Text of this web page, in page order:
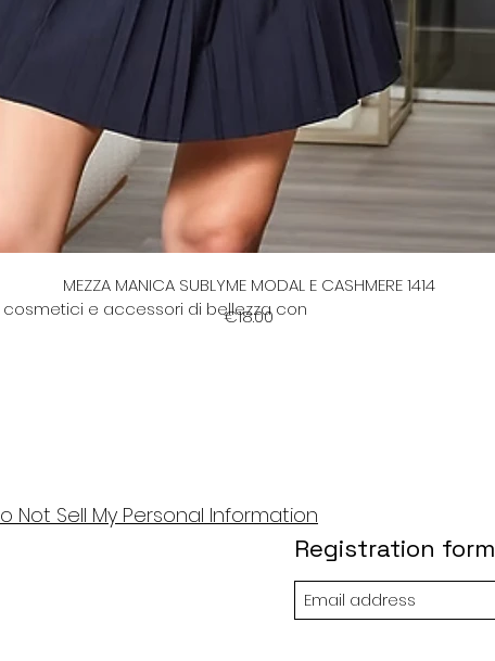
Bloom Beauty
in tre combinazioni di colori:
organizzare cosmetici e articoli
in borsa, unisce uno stile delicato
e accessori di bellezza con
Quick View
MEZZA MANICA SUBLYME MODAL E CASHMERE 1414
Price
€18.00
Registration form
Not Sell My Personal Information